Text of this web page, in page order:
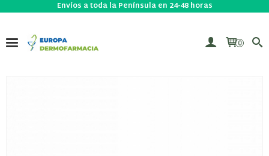
Envíos a toda la Península en 24-48 horas
0